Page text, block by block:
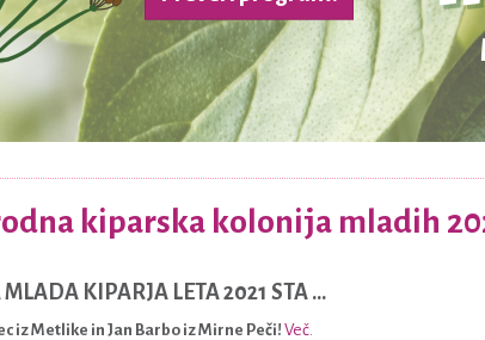
kiparska kolonija mladih
MLADA KIPARJA LETA 2021 STA ...
iz Metlike in Jan Barbo iz Mirne Peči! Več.